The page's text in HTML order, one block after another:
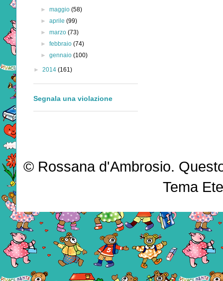
►maggio(58)
►aprile(99)
►marzo(73)
►febbraio(74)
►gennaio(100)
► 2014 (161)
Segnala una violazione
© Rossana d'Ambrosio.
Tema